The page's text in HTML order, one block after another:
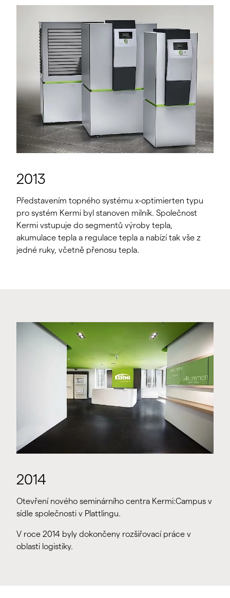
2013
Představením topného systému x-optimierten typu
pro systém Kermi byl stanoven milník. Společnost
Kermi vstupuje do segmentů výroby tepla,
akumulace tepla a regulace tepla a nabízí tak vše z
jedné ruky, včetně přenosu tepla.
2014
Otevření nového seminárního centra Kermi:Campus v
sídle společnosti v Plattlingu.
V roce 2014 byly dokončeny rozšiřovací práce v
oblasti logistiky.